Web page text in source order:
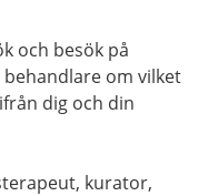
och besök på
om vilket
dig och din
kurator,